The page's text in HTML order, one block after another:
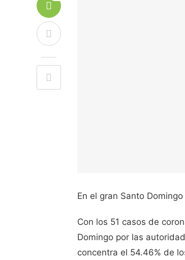
En el gran Santo
Con los 51 casos de
Domingo por las
concentra el 54.46% de